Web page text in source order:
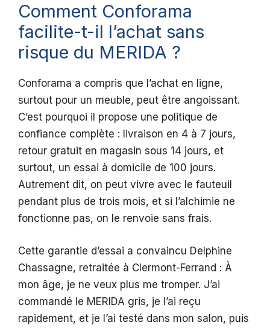
Comment Conforama
facilite-t-il l’achat sans
risque du MERIDA ?
Conforama a compris que l’achat en ligne,
surtout pour un meuble, peut être angoissant.
C’est pourquoi il propose une politique de
confiance complète : livraison en 4 à 7 jours,
retour gratuit en magasin sous 14 jours, et
surtout, un essai à domicile de 100 jours.
Autrement dit, on peut vivre avec le fauteuil
pendant plus de trois mois, et si l’alchimie ne
fonctionne pas, on le renvoie sans frais.
Cette garantie d’essai a convaincu Delphine
Chassagne, retraitée à Clermont-Ferrand : À
mon âge, je ne veux plus me tromper. J’ai
commandé le MERIDA gris, je l’ai reçu
rapidement, et je l’ai testé dans mon salon, puis